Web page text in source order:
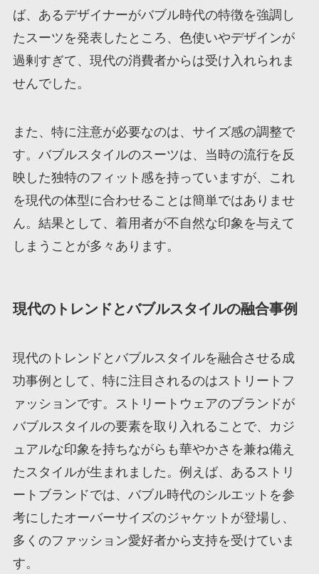
ば、あるデザイナーがバブル時代の特徴を強調し
たスーツを発表したところ、色使いやデザインが
過剰すぎて、現代の消費者からは受け入れられま
せんでした。
また、特に注意が必要なのは、サイズ感の調整で
す。バブルスタイルのスーツは、当時の流行を反
映した独特のフィット感を持っていますが、これ
を現代の体型に合わせることは簡単ではありませ
ん。結果として、着用者が不自然な印象を与えて
しまうことが多々あります。
現代のトレンドとバブルスタイルの融合事例
現代のトレンドとバブルスタイルを融合させる成
功事例として、特に注目されるのはストリートフ
ァッションです。ストリートウェアのブランドが
バブルスタイルの要素を取り入れることで、カジ
ュアルな印象を持ちながらも華やかさを兼ね備え
たスタイルが生まれました。例えば、あるストリ
ートブランドでは、バブル時代のシルエットを参
考にしたオーバーサイズのジャケットが登場し、
多くのファッション愛好者から支持を受けていま
す。